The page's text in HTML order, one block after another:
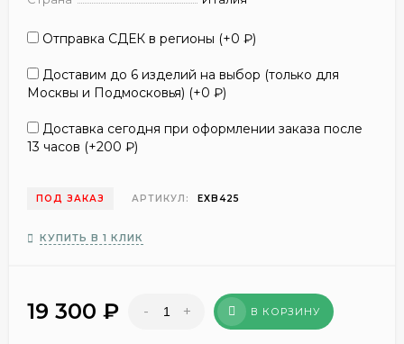
Отправка СДЕК в регионы (+0 ₽)
Доставим до 6 изделий на выбор (только для
Москвы и Подмосковья) (+0 ₽)
Доставка сегодня при оформлении заказа после
13 часов (+200 ₽)
ПОД ЗАКАЗ АРТИКУЛ: EXB425
КУПИТЬ В 1 КЛИК
19 300 ₽ - + В КОРЗИНУ